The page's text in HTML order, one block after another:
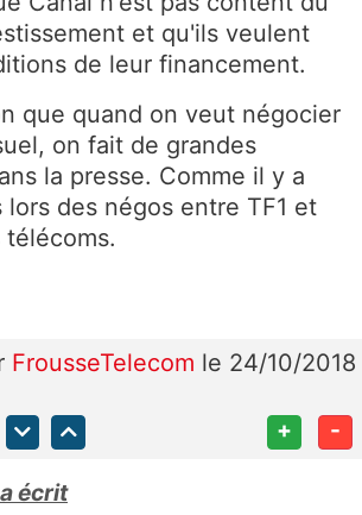
et qu'ils veulent
de leur financement.
que quand on veut négocier
on fait de grandes
la presse. Comme il y a
lors des négos entre TF1 et
FrousseTelecom le 24/10/2018
+ -
écrit